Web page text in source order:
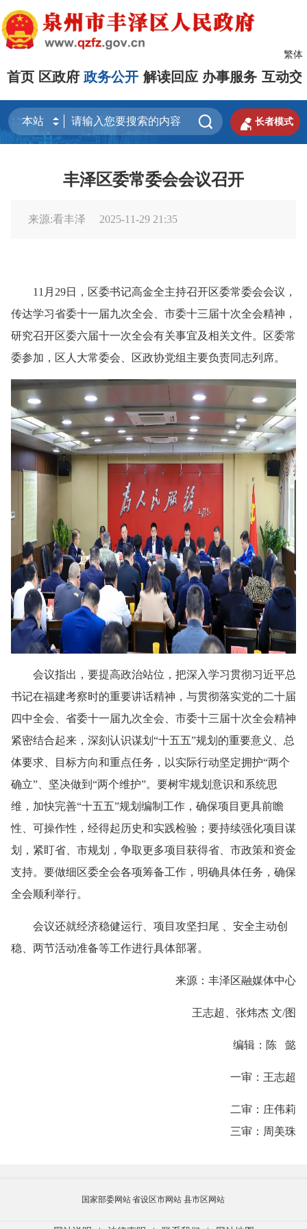
繁体
首页 区政府 政务公开 解读回应 办事服务 互动交
  长者模式
丰泽区委常委会会议召开
来源:看丰泽 2025-11-29 21:35
11月29日，区委书记高金全主持召开区委常委会会议，
传达学习省委十一届九次全会、市委十三届十次全会精神，
研究召开区委六届十一次全会有关事宜及相关文件。区委常
委参加，区人大常委会、区政协党组主要负责同志列席。
会议指出，要提高政治站位，把深入学习贯彻习近平总
书记在福建考察时的重要讲话精神，与贯彻落实党的二十届
四中全会、省委十一届九次全会、市委十三届十次全会精神
紧密结合起来，深刻认识谋划“十五五”规划的重要意义、总
体要求、目标方向和重点任务，以实际行动坚定拥护“两个
确立”、坚决做到“两个维护”。要树牢规划意识和系统思
维，加快完善“十五五”规划编制工作，确保项目更具前瞻
性、可操作性，经得起历史和实践检验；要持续强化项目谋
划，紧盯省、市规划，争取更多项目获得省、市政策和资金
支持。要做细区委全会各项筹备工作，明确具体任务，确保
全会顺利举行。
会议还就经济稳健运行、项目攻坚扫尾 、安全主动创
稳、两节活动准备等工作进行具体部署。
来源：丰泽区融媒体中心
王志超、张炜杰 文/图
编辑：陈 懿
一审：王志超
二审：庄伟莉
三审：周美珠
国家部委网站省设区市网站 县市区网站